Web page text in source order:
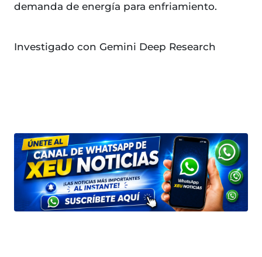
demanda de energía para enfriamiento.
Investigado con Gemini Deep Research